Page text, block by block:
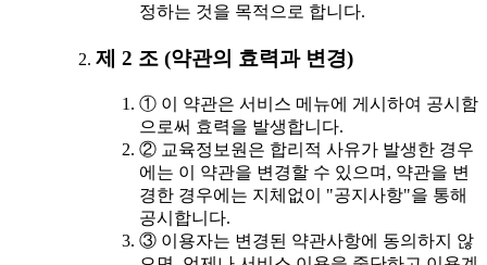
정하는 것을 목적으로 합니다.
제 2 조 (약관의 효력과 변경)
① 이 약관은 서비스 메뉴에 게시하여 공시함
으로써 효력을 발생합니다.
② 교육정보원은 합리적 사유가 발생한 경우
에는 이 약관을 변경할 수 있으며, 약관을 변
경한 경우에는 지체없이 "공지사항"을 통해
공시합니다.
③ 이용자는 변경된 약관사항에 동의하지 않